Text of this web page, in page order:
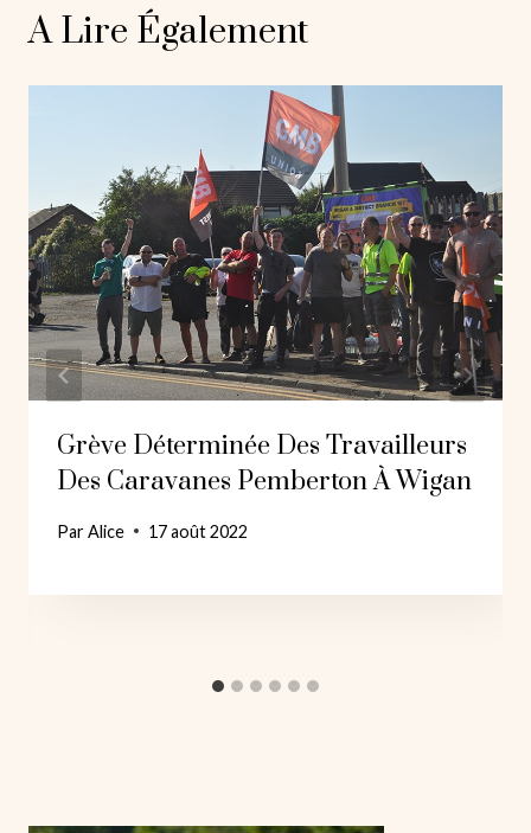
A Lire Également
Grève Déterminée Des Travailleurs
Des Caravanes Pemberton À Wigan
ParAlice 17 août 2022